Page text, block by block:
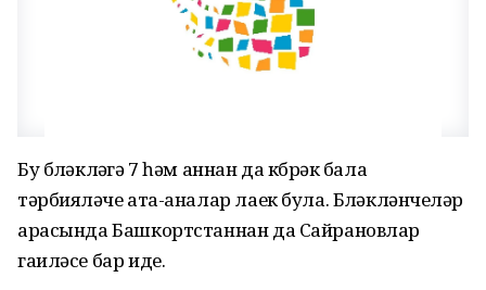
Бу бүләкләүгә 7 һәм аннан да күбрәк бала
тәрбияләүче ата-аналар лаек була. Бүләкләнүчеләр
арасында Башкортстаннан да Сайрановлар
гаиләсе бар иде.